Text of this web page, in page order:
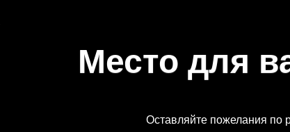
Место для
Оставляйте пожелания по